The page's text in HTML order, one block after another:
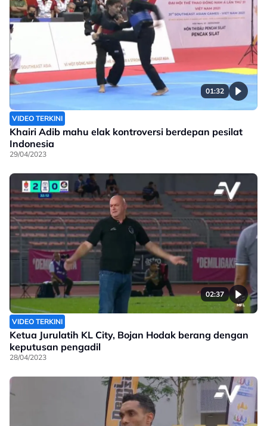
01:32
VIDEO TERKINI
Khairi Adib mahu elak kontroversi berdepan pesilat
Indonesia
29/04/2023
02:37
VIDEO TERKINI
Ketua Jurulatih KL City, Bojan Hodak berang dengan
keputusan pengadil
28/04/2023